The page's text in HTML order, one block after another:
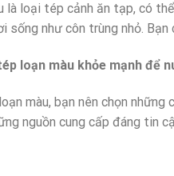
là loại tép cảnh ăn tạp, có
như côn trùng nhỏ. Bạn
loạn màu khỏe mạnh để
màu, bạn nên chọn
nguồn cung cấp đáng tin